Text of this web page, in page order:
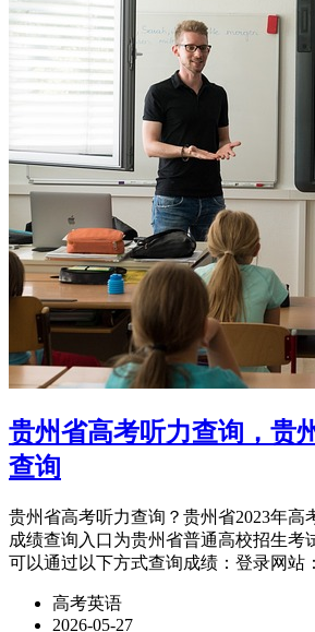
贵州省高考听力查询，贵
查询
贵州省高考听力查询？贵州省2023年高
成绩查询入口为贵州省普通高校招生考
可以通过以下方式查询成绩：登录网站
高考英语
2026-05-27